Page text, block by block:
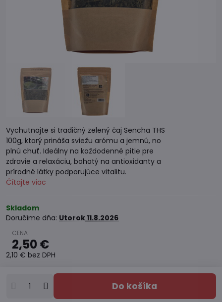
Vychutnajte si tradičný zelený čaj Sencha THS
100g, ktorý prináša sviežu arómu a jemnú, no
plnú chuť. Ideálny na každodenné pitie pre
zdravie a relaxáciu, bohatý na antioxidanty a
prírodné látky podporujúce vitalitu.
Čítajte viac
Skladom
Doručíme dňa: Utorok11.8.2026
2,50 €
2,10 € bez DPH
Do košíka